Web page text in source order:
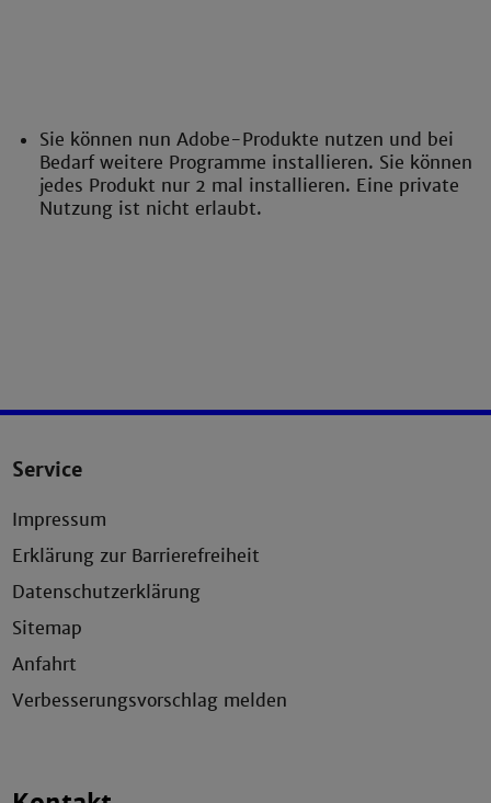
Sie können nun Adobe-Produkte nutzen und bei
Bedarf weitere Programme installieren. Sie können
jedes Produkt nur 2 mal installieren. Eine private
Nutzung ist nicht erlaubt.
Service
Impressum
Erklärung zur Barrierefreiheit
Datenschutzerklärung
Sitemap
Anfahrt
Verbesserungsvorschlag melden